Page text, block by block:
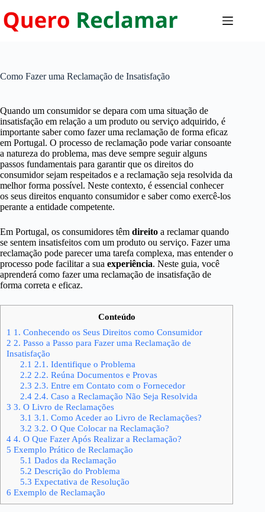
para
o
Como Fazer uma Reclamação de Insatisfação
Quando um consumidor se depara com uma situação de
insatisfação em relação a um produto ou serviço adquirido, é
importante saber como fazer uma reclamação de forma eficaz
em Portugal. O processo de reclamação pode variar consoante
a natureza do problema, mas deve sempre seguir alguns
passos fundamentais para garantir que os direitos do
consumidor sejam respeitados e a reclamação seja resolvida da
melhor forma possível. Neste contexto, é essencial conhecer
os seus direitos enquanto consumidor e saber como exercê-los
perante a entidade competente.
Em Portugal, os consumidores têm direito a reclamar quando
se sentem insatisfeitos com um produto ou serviço. Fazer uma
reclamação pode parecer uma tarefa complexa, mas entender o
processo pode facilitar a sua experiência. Neste guia, você
aprenderá como fazer uma reclamação de insatisfação de
forma correta e eficaz.
Conteúdo
1 1. Conhecendo os Seus Direitos como Consumidor
2 2. Passo a Passo para Fazer uma Reclamação de
Insatisfação
2.1 2.1. Identifique o Problema
2.2 2.2. Reúna Documentos e Provas
2.3 2.3. Entre em Contato com o Fornecedor
2.42.4. Caso a Reclamação Não Seja Resolvida
3 3. O Livro de Reclamações
3.1 3.1. Como Aceder ao Livro de Reclamações?
3.2 3.2. O Que Colocar na Reclamação?
4 4. O Que Fazer Após Realizar a Reclamação?
5 Exemplo Prático de Reclamação
5.1 Dados da Reclamação
5.2 Descrição do Problema
5.3 Expectativa de Resolução
6 Exemplo de Reclamação